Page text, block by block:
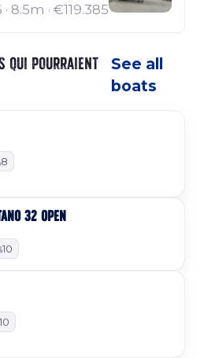
8.5m · €119.385
qui pourraient
See all
boats
8
32 OPEN
10